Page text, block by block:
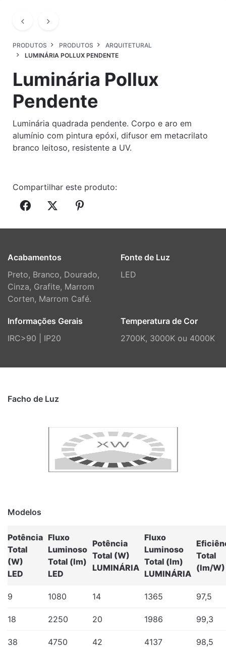
PRODUTOS PRODUTOS
ARQUITETURAL
LUMINÁRIA POLLUX PENDENTE
Luminária Pollux
Pendente
Luminária quadrada pendente. Corpo e aro em
alumínio com pintura epóxi, difusor em metacrilato
branco leitoso, resistente a UV.
Compartilhar este produto:
Acabamentos
Preto, Branco, Dourado,
Cinza, Grafite, Marrom
Corten, Marrom Café.
Fonte de Luz
LED
Informações Gerais
IRC>90 | IP20
Temperatura de Cor
2700K, 3000K ou 4000K
Facho de Luz
Modelos
Potência
Total
(W)
LED
Fluxo
Luminoso
Total (lm)
LED
Potência
Total (W)
LUMINÁRIA
Fluxo
Luminoso
Total (lm)
LUMINÁRIA
Total
(lm/W)
9 1080 14 1365 97,5
18 2250 20 1986 99,3
38 4750 42 4137 98,5